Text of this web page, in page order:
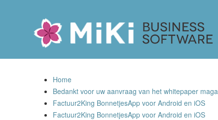
Miki-Business-Software
Home
Bedankt voor uw aanvraag van het whitepaper
Factuur2King BonnetjesApp voor Android en iOS
Factuur2King BonnetjesApp voor Android en iOS